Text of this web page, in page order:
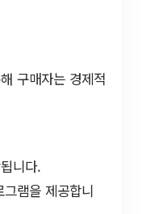
구매자는 경제적
니다.
램을 제공합니